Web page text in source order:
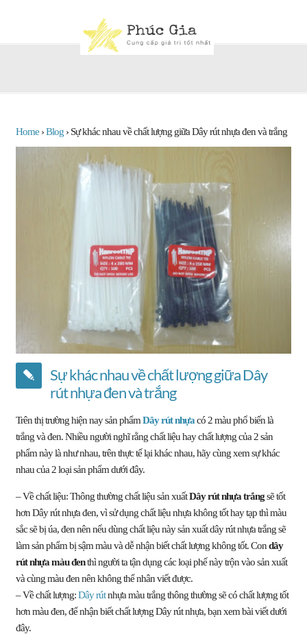
Home ›Blog › Sự khác nhau về chất lượng giữa Dây rút nhựa đen và trắng
Sự khác nhau về chất lượng giữa Dây
rút nhựa đen và trắng
Trên thị trường hiện nay sản phẩmDây rút nhựacó 2 màu phổ biến là
trắng và đen. Nhiều người nghĩ rằng chất liệu hay chất lượng của 2 sản
phẩm này là như nhau,trên thực tế lại khác nhau, hãy cùng xem sự khác
nhau của 2 loại sản phẩm dưới đây.
– Về chất liệu: Thông thường chất liệu sản xuấtDây rút nhựa trắngsẽ tốt
hơn Dây rút nhựa đen, vì sử dụngchất liệu nhựa không tốt hay tạpthì màu
sắc sẽ bị úa, đen nên nếu dùng chất liệu này sản xuất dây rút nhựa trắng sẽ
làm sản phẩm bị sậm màu và dễ nhận biết chất lượng không tốt. Condây
rút nhựa màu đenthì người ta tận dụng các loại phế này trộn vào sản xuất
và cùng màu đen nên không thể nhân viết được.
– Về chất lượng:Dây rútnhựa màu trắng thông thường sẽ có chất lượng tốt
hơn màu đen, để nhận biết chất lượng Dây rút nhựa, bạn xem bài viết dưới
đây.